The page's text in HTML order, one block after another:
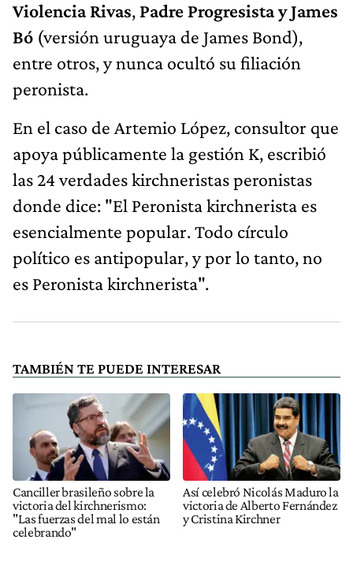
Violencia Rivas, Padre Progresista y James
Bó (versión uruguaya de James Bond),
entre otros, y nunca ocultó su filiación
peronista.
En el caso de Artemio López, consultor que
apoya públicamente la gestión K, escribió
las 24 verdades kirchneristas peronistas
donde dice: "El Peronista kirchnerista es
esencialmente popular. Todo círculo
político es antipopular, y por lo tanto, no
es Peronista kirchnerista".
TAMBIÉN TE PUEDE INTERESAR
Canciller brasileño sobre la
victoria del kirchnerismo:
"Las fuerzas del mal lo están
celebrando"
Así celebró Nicolás Maduro la
victoria de Alberto Fernández
y Cristina Kirchner